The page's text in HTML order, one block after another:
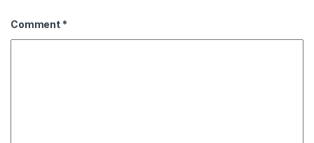
Comment *